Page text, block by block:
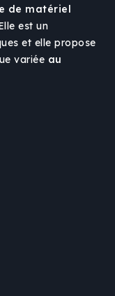
de matériel
est un
et elle propose
variée au